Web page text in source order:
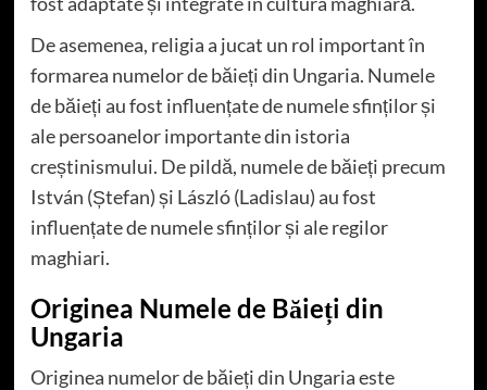
De asemenea, religia a jucat un rol important în
formarea numelor de băieți din Ungaria. Numele
de băieți au fost influențate de numele sfinților și
ale persoanelor importante din istoria
creștinismului. De pildă, numele de băieți precum
István (Ștefan) și László (Ladislau) au fost
influențate de numele sfinților și ale regilor
maghiari.
Originea Numele de Băieți din
Ungaria
Originea numelor de băieți din Ungaria este